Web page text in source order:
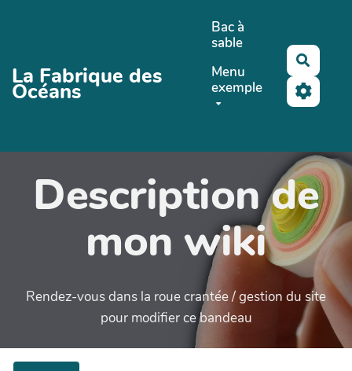
La Fabrique des
Océans
Bac à
sable
Menu
exemple
Description de
mon wiki
Rendez-vous dans la roue crantée / gestion du site
pour modifier ce bandeau